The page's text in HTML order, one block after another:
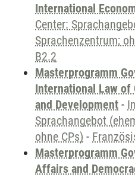
International
Center:
Sprachenzentrum;
B2.2
Masterprogramm
International Law of
and Development -
Sprachangebot
ohne CPs) -
Masterprogramm
Affairs and